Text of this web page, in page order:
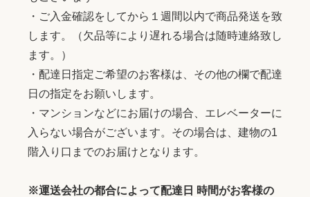
・ご入金確認をしてから１週間以内で商品発送を致
します。（欠品等により遅れる場合は随時連絡致し
ます。）
・配達日指定ご希望のお客様は、その他の欄で配達
日の指定をお願いします。
・マンションなどにお届けの場合、エレベーターに
入らない場合がございます。その場合は、建物の1
階入り口までのお届けとなります。
※運送会社の都合によって配達日 時間がお客様の